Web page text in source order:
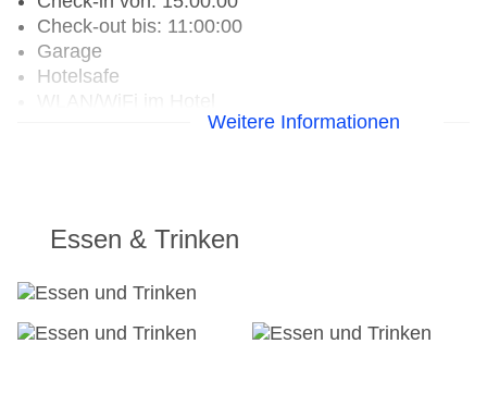
Check-out bis: 11:00:00
Garage
Hotelsafe
Landeskategorie: 2 Sterne
Weitere Informationen
Essen & Trinken